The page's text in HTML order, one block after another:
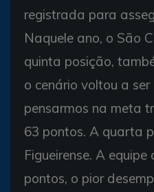
registrada para
Naquele ano, o São
quinta posição,
o cenário voltou a ser
pensarmos na meta
63 pontos. A quarta
Figueirense. A
pontos, o pior